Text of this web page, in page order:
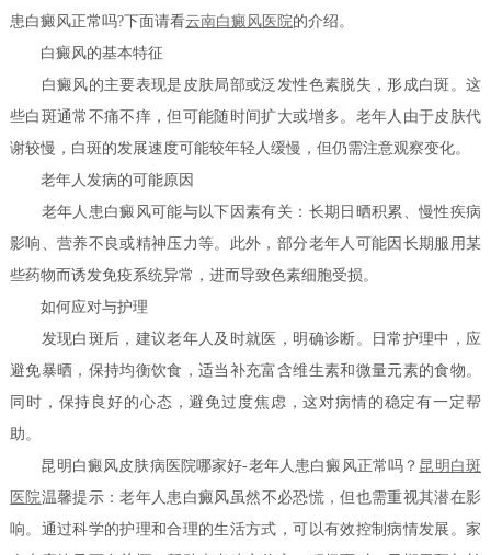
患白癜风正常吗?下面请看云南白癜风医院的介绍。
白癜风的基本特征
白癜风的主要表现是皮肤局部或泛发性色素脱失，形成白斑。这
些白斑通常不痛不痒，但可能随时间扩大或增多。老年人由于皮肤代
谢较慢，白斑的发展速度可能较年轻人缓慢，但仍需注意观察变化。
老年人发病的可能原因
老年人患白癜风可能与以下因素有关：长期日晒积累、慢性疾病
影响、营养不良或精神压力等。此外，部分老年人可能因长期服用某
些药物而诱发免疫系统异常，进而导致色素细胞受损。
如何应对与护理
发现白斑后，建议老年人及时就医，明确诊断。日常护理中，应
避免暴晒，保持均衡饮食，适当补充富含维生素和微量元素的食物。
同时，保持良好的心态，避免过度焦虑，这对病情的稳定有一定帮
助。
昆明白癜风皮肤病医院哪家好-老年人患白癜风正常吗？ 昆明白斑
医院温馨提示：老年人患白癜风虽然不必恐慌，但也需重视其潜在影
响。通过科学的护理和合理的生活方式，可以有效控制病情发展。家